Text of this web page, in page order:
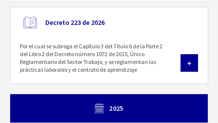
Decreto 223 de 2026
Por el cual se subroga el Capítulo 3 del Título 6 de la Parte 2
del Libro 2 del Decreto número 1072 de 2015, Único
Reglamentario del Sector Trabajo, y se reglamentan las
prácticas laborales y el contrato de aprendizaje
2025